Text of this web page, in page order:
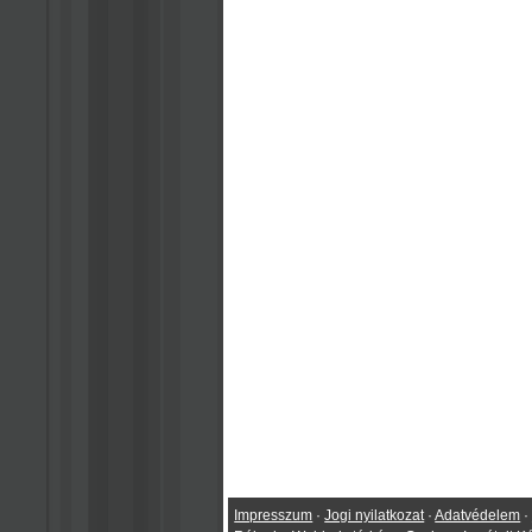
Impresszum ·Jogi nyilatkozat ·Adatvédelem ·